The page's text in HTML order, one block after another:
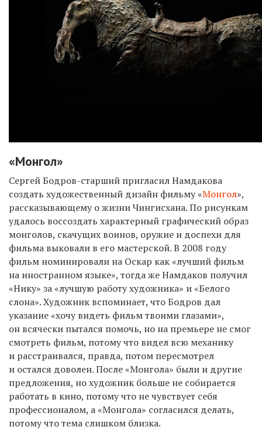
«Монгол»
Сергей Бодров-старший пригласил Намдакова
создать художественный дизайн фильму «Монгол»,
рассказывающему о жизни Чингисхана. По рисункам
удалось воссоздать характерный графический образ
монголов, скачущих воинов, оружие и доспехи для
фильма выковали в его мастерской. В 2008 году
фильм номинировали на Оскар как «лучший фильм
на иностранном языке», тогда же Намдаков получил
«Нику» за «лучшую работу художника» и «Белого
слона». Художник вспоминает, что Бодров дал
указание «хочу видеть фильм твоими глазами»,
он всячески пытался помочь, но на премьере не смог
смотреть фильм, потому что видел всю механику
и расстраивался, правда, потом пересмотрел
и остался доволен. После «Монгола» были и другие
предложения, но художник больше не собирается
работать в кино, потому что не чувствует себя
профессионалом, а «Монгола» согласился делать,
потому что тема слишком близка.